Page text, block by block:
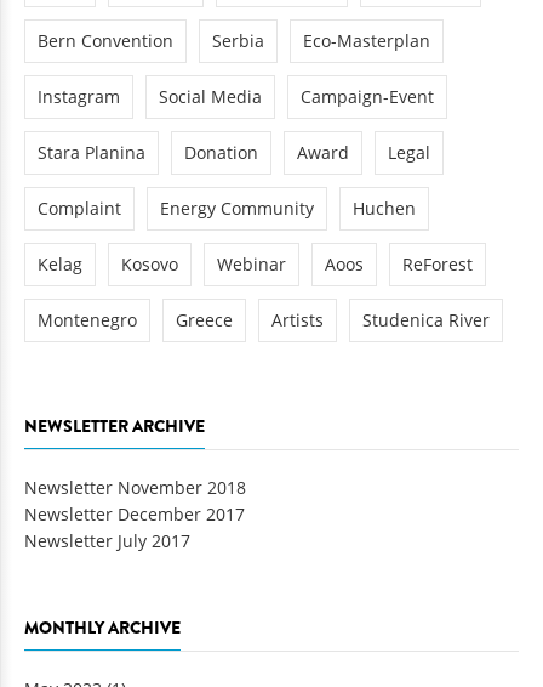
Bern Convention Serbia Eco-Masterplan
Instagram Social Media Campaign-Event
Stara Planina Donation Award Legal
Complaint Energy Community Huchen
Kelag Kosovo Webinar Aoos ReForest
Montenegro Greece Artists Studenica River
NEWSLETTER ARCHIVE
Newsletter November 2018
Newsletter December 2017
Newsletter July 2017
MONTHLY ARCHIVE